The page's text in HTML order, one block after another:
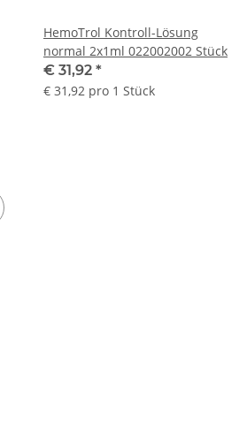
HemoTrol Kontroll-Lösung
normal 2x1ml 022002002 Stück
€ 31,92 *
€ 31,92 pro 1 Stück